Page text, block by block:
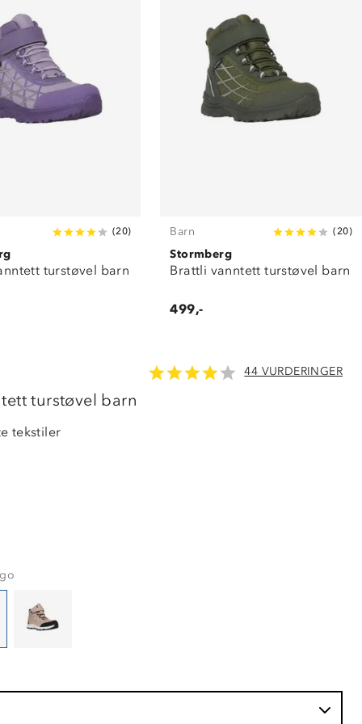
(20)
turstøvel barn
Barn (20)
Stormberg
Brattli vanntett turstøvel barn
499,-
44 VURDERINGER
turstøvel barn
tekstiler